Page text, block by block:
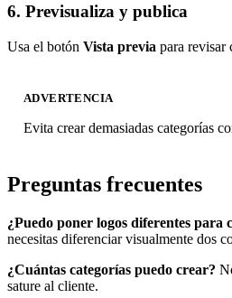
6. Previsualiza y publica
Usa el botón Vista previa para revisar
ADVERTENCIA
Evita crear demasiadas categorías
Preguntas frecuentes
¿Puedo poner logos diferentes para
necesitas diferenciar visualmente dos
¿Cuántas categorías puedo crear?
sature al cliente.